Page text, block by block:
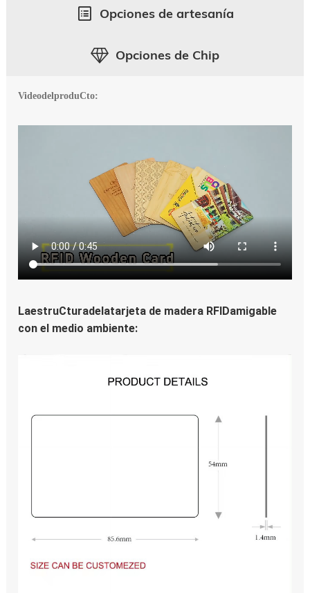
Opciones de artesanía
Opciones de Chip
VideodelproduCto:
LaestruCturadelatarjeta de madera RFIDamigable
con el medio ambiente: